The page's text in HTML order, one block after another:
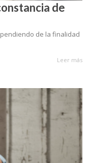
de
de la finalidad
Leer más